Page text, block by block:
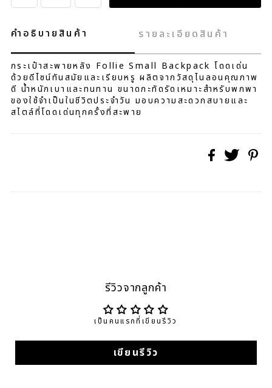
คำอธิบายสินค้า รายละเอียดสินค้า
กระเป๋าสะพายหลัง Follie Small Backpack โดดเด่น
ด้วยดีไซน์ทันสมัยและเรียบหรู ผลิตจากวัสดุไนลอนคุณภาพ
ดี น้ำหนักเบาและทนทาน ขนาดกะทัดรัดเหมาะสำหรับพกพา
ของใช้จำเป็นในชีวิตประจำวัน มอบความสะดวกสบายและ
สไตล์ที่โดดเด่นทุกครั้งที่สะพาย
รีวิวจากลูกค้า
เป็นคนแรกที่เขียนรีวิว
เขียนรีวิว